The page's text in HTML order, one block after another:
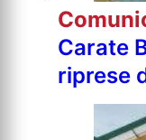
Carate
riprese